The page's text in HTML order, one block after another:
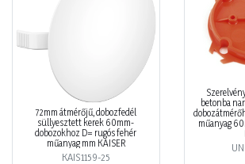
72mm átmérőjű, dobozfedél
süllyesztett kerek 60mm-
dobozokhoz D= rugós fehér
műanyag mm KAISER
KAIS1159-25
betonba
műanyag